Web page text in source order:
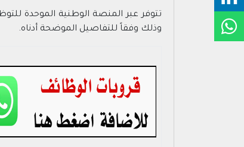
تتوفر عبر المنصة الوطنية الموحدة
وذلك وفقاً للتفاصيل الموضحة أدناه.